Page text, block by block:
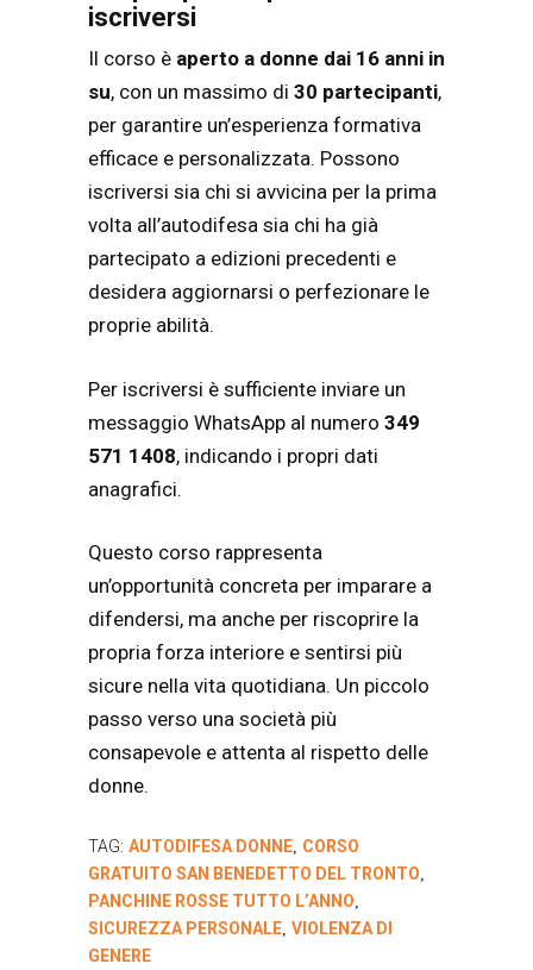
iscriversi
Il corso è aperto a donne dai 16 anni in
su, con un massimo di 30 partecipanti,
per garantire un’esperienza formativa
efficace e personalizzata. Possono
iscriversi sia chi si avvicina per la prima
volta all’autodifesa sia chi ha già
partecipato a edizioni precedenti e
desidera aggiornarsi o perfezionare le
proprie abilità.
Per iscriversi è sufficiente inviare un
messaggio WhatsApp al numero 349
571 1408, indicando i propri dati
anagrafici.
Questo corso rappresenta
un’opportunità concreta per imparare a
difendersi, ma anche per riscoprire la
propria forza interiore e sentirsi più
sicure nella vita quotidiana. Un piccolo
passo verso una società più
consapevole e attenta al rispetto delle
donne.
TAG: AUTODIFESA DONNE CORSO
GRATUITO SAN BENEDETTO DEL TRONTO
PANCHINE ROSSE TUTTO L’ANNO
SICUREZZA PERSONALE VIOLENZA DI
GENERE